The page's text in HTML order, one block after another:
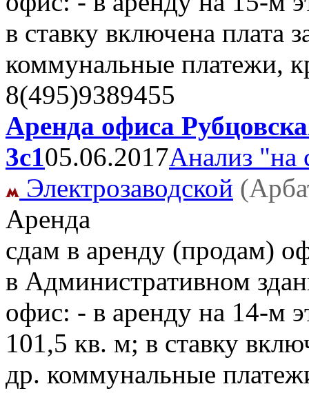
в ставку включена плата
коммунальные платежи,
8(495)9389455
Аренда офиса
3с105.06.2017Анализ "на
Электрозаводской
Аренда
сдам в аренду (продам)
в Административном
офис: - в аренду на 14-м
101,5 кв. м; в ставку
др. коммунальные